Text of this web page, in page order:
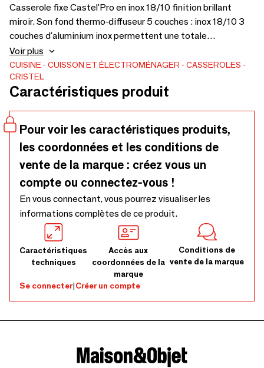
Casserole fixe Castel'Pro en inox 18/10 finition brillant
miroir. Son fond thermo-diffuseur 5 couches : inox 18/10 3
couches d'aluminium inox permettent une totale
homogénéité de la diffusion de la chaleur, du fond aux
parrois de la casserole. La chaleur est répartie de manière
rapide et uniforme. Idéal pour mélanger, cuire et monter les
sauces. Le goût de chaque aliment est préservé pendant et
utilisation. Série de 3 casseroles : 16, 18 et 20 cm.
Voir plus
CUISINE CUISSON ET ÉLECTROMÉNAGER
CASSEROLES
CRISTEL
Caractéristiques produit
Pour voir les caractéristiques produits,
les coordonnées et les conditions de
vente de la marque : créez vous un
compte ou connectez-vous !
En vous connectant, vous pourrez visualiser les
informations complètes de ce produit.
Caractéristiques
techniques
Accès aux
coordonnées de la
marque
Conditions de
vente de la marque
Se connecter|Créer un compte